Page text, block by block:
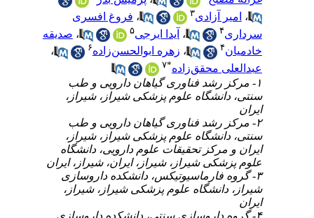
،امیر آزادی ۳ ،فروغ افسری
سرداری۴ ،آیدا ایرجی ،صدیقه
خادمیان
،زهره ابوالحسن‌زاده ۶
،
عبدالعلی محقق‌زاده *۷
۱- مرکز رشد فناوری گیاهان دارویی و طب
سنتی، دانشگاه علوم پزشکی شیراز، شیراز،
ایران
۲- مرکز رشد فناوری گیاهان دارویی و طب
سنتی، دانشگاه علوم پزشکی شیراز، شیراز،
ایران و مرکز تحقیقات علوم دارویی، دانشگاه
علوم پزشکی شیراز، شیراز، ایران، شیراز، ایران
۳- گروه فارماسیوتیکس، دانشکده داروسازی
شیراز، دانشگاه علوم پزشکی شیراز، شیراز،
ایران